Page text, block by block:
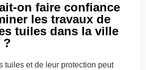
on faire confiance
les travaux de
tuiles dans la ville
?
tuiles et de leur protection peut